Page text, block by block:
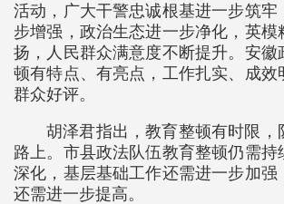
活动，广大干警忠诚根基进一步筑牢
步增强，政治生态进一步净化，英模
扬，人民群众满意度不断提升。安徽
顿有特点、有亮点，工作扎实、成效
群众好评。
胡泽君指出，教育整顿有时限，
路上。市县政法队伍教育整顿仍需持
深化，基层基础工作还需进一步加强
还需进一步提高。